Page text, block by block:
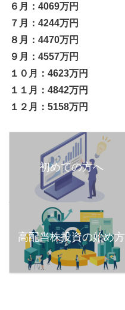
６月：4069万円
７月：4244万円
８月：4470万円
９月：4557万円
１０月：4623万円
１１月：4842万円
１２月：5158万円
初めての方へ
高配当株投資の始め方